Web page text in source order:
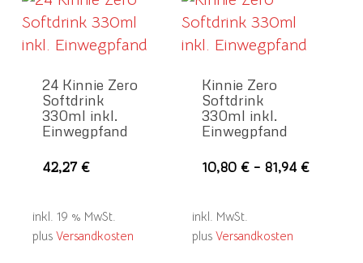
24 Kinnie Zero
Softdrink
330ml inkl.
Einwegpfand
42,27€
inkl. 19 % MwSt.
plus Versandkosten
Kinnie Zero
Softdrink
330ml inkl.
Einwegpfand
10,80€– 81,94€
inkl. MwSt.
plus Versandkosten